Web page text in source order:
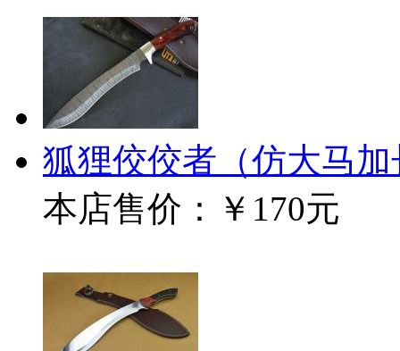
狐狸佼佼者（仿大马
本店售价：
￥170元